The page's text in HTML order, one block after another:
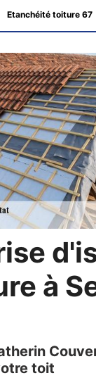
Etanchéité toiture 67
à
toit